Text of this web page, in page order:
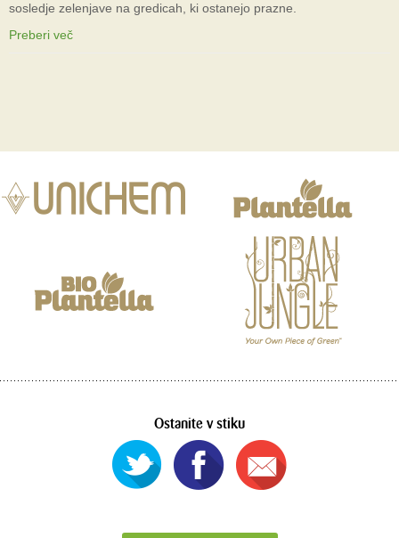
sosledje zelenjave na gredicah, ki ostanejo prazne.
Preberi več
Ostanite v stiku